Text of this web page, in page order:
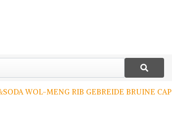
WOL-MENG RIB GEBREIDE BRUINE CAP